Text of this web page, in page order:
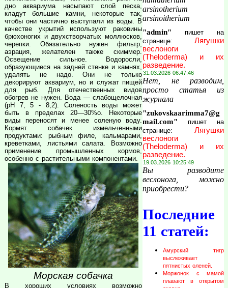
дно аквариума насыпают слой песка,
кладут большие камни, некоторые так,
чтобы они частично выступали из воды. В
качестве укрытий используют раковины
брюхоногих и двухстворчатых моллюсков,
черепки. Обязательно нужен фильтр,
аэрация, желателен также скиммер.
Освещение сильное. Водоросли,
образующиеся на задней стенке и камнях,
удалять не надо. Они не только
декорируют аквариум, но и служат пищей
для рыб. Для отечественных видов
обогрев не нужен. Вода — слабощелочная
(pH 7, 5 - 8,2). Соленость воды может
быть в пределах 20—30%о. Некоторые
виды переносят и менее соленую воду.
Кормят собачек измельченными
продуктами: рыбным филе, кальмарами,
креветками, листьями салата. Возможно
применение промышленных кормов,
особенно с растительными компонентами.
Морская собачка
В хороших условиях возможно
arsinotherium
arsinoitherium
"admin" пишет на
странице: Лягушки
веслоноги
(Theloderma) и их
разведение.
31.03.2026 06:47:46
Нет, не разводим,
просто статья из
журнала
"zukovskaarimma7@g
mail.com" пишет на
странице: Лягушки
веслоноги
(Theloderma) и их
разведение.
19.03.2026 10:25:49
Вы разводите
веслонога, можно
приобрести?
Последние
11 статей:
Амурский тигр
выслеживает
пятнистых оленей.
Моржонок с мамой
плавают в открытом